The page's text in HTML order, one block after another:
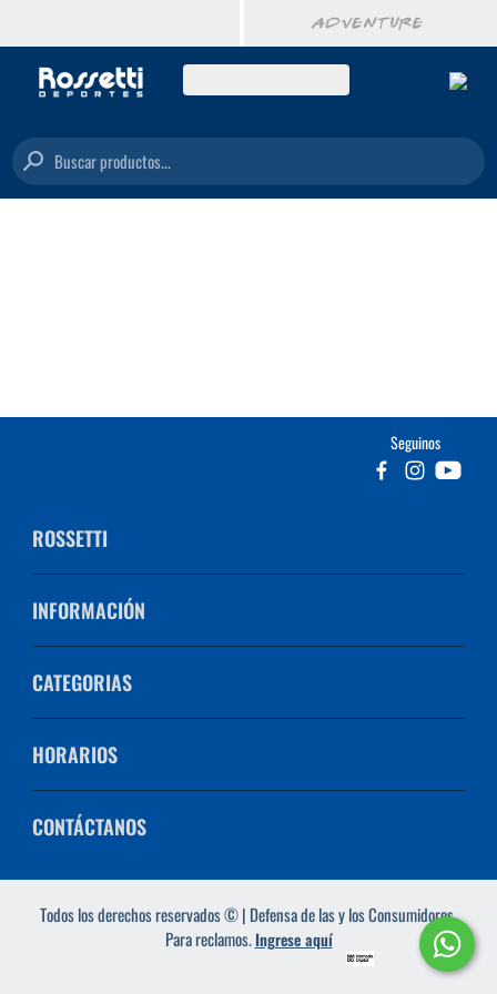
Buscar productos...
Seguinos
ROSSETTI
INFORMACIÓN
CATEGORIAS
HORARIOS
CONTÁCTANOS
Todos los derechos reservados © | Defensa de las y los Consumidores.
Para reclamos.Ingrese aquí